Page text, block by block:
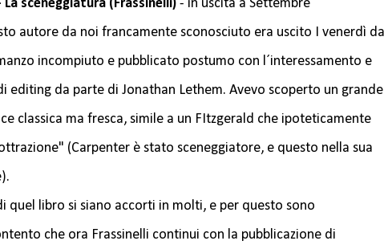
sceneggiatura (Frassinelli) - in uscita a Settembre
autore da noi francamente sconosciuto era uscito I venerdì da
incompiuto e pubblicato postumo con l´interessamento e
editing da parte di Jonathan Lethem. Avevo scoperto un grande
classica ma fresca, simile a un FItzgerald che ipoteticamente
(Carpenter è stato sceneggiatore, e questo nella sua
quel libro si siano accorti in molti, e per questo sono
che ora Frassinelli continui con la pubblicazione di